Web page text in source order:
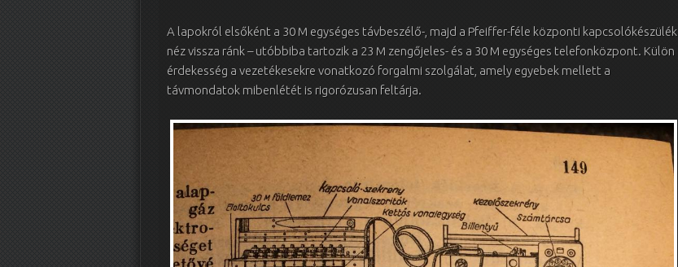
A lapokról elsőként a 30 M egységes távbeszélő-, majd a Pfeiffer-féle központi kapcsolókészülék
néz vissza ránk – utóbbiba tartozik a 23 M zengőjeles- és a 30 M egységes telefonközpont. Külön
érdekesség a vezetékesekre vonatkozó forgalmi szolgálat, amely egyebek mellett a
távmondatok mibenlétét is rigorózusan feltárja.